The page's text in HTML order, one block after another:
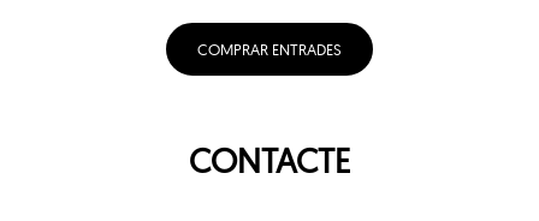
COMPRAR ENTRADES
CONTACTE